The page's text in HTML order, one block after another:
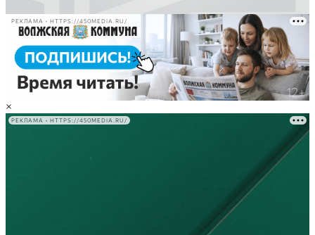
РЕКЛАМА • HTTPS://450MEDIA.RU/
×
РЕКЛАМА • HTTPS://450MEDIA.RU/